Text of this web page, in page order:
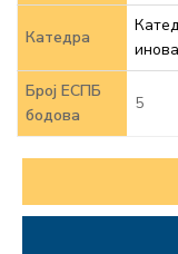
Катедра
Број ЕСПБ
бодова
5